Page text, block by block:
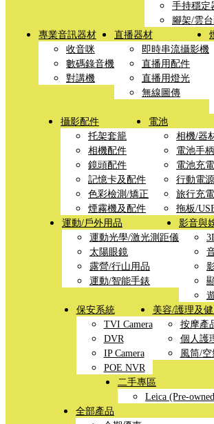
手持穩定
腳架/雲
專業音訊器材
收音咪
數碼錄音機
對講機
直播器材
即時串流攝影機
直播用配件
直播用燈光
無線圖傳
攝影配件
托架套籠
相機配件
鏡頭配件
記憶卡及配件
色彩檢測/矯正
煙霧機及配件
電池
相機/器
電池手柄
電池充
行動電源
旅行充
拖板/
運動/戶外用品
運動光學/激光測距儀
太陽眼鏡
露營/行山用品
運動/智能手錶
影音與
保安系統
TVI Camera
DVR
IP Camera
POE NVR
美容/護理及
按摩產
個人護
風筒/
二手專區
Leica (Pre-
全部產品